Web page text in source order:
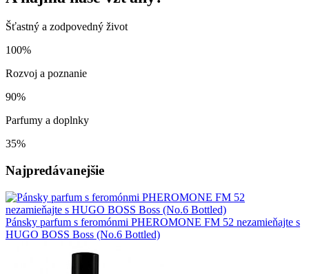
Šťastný a zodpovedný život
100%
Rozvoj a poznanie
90%
Parfumy a doplnky
35%
Najpredávanejšie
Pánsky parfum s feromónmi PHEROMONE FM 52 nezamieňajte s
HUGO BOSS Boss (No.6 Bottled)